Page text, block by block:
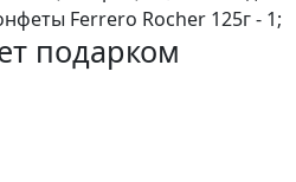
Ferrero Rocher 125г - 1;
подарком